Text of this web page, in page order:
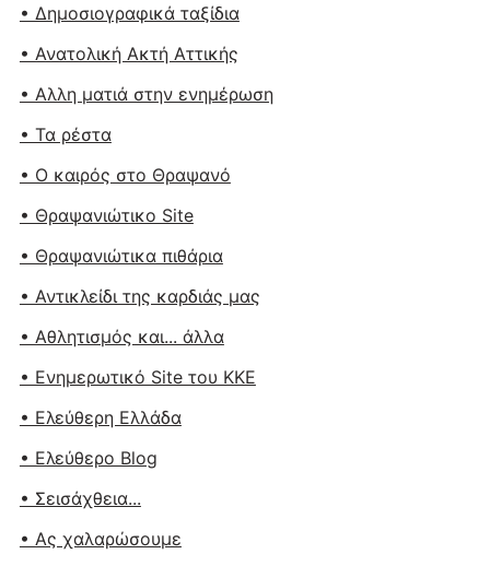
• Δημοσιογραφικά ταξίδια
• Ανατολική Ακτή Αττικής
• Αλλη ματιά στην ενημέρωση
• Τα ρέστα
• Ο καιρός στο Θραψανό
• Θραψανιώτικο Site
• Θραψανιώτικα πιθάρια
• Αντικλείδι της καρδιάς μας
• Αθλητισμός και... άλλα
• Ενημερωτικό Site του ΚΚΕ
• Ελεύθερη Ελλάδα
• Ελεύθερο Blog
• Σεισάχθεια...
• Ας χαλαρώσουμε